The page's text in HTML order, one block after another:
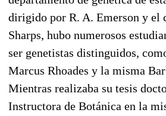
dirigido por R. A. Emerson y el
Sharps, hubo numerosos
ser genetistas distinguidos,
Marcus Rhoades y la misma
Mientras realizaba su tesis
Instructora de Botánica en la